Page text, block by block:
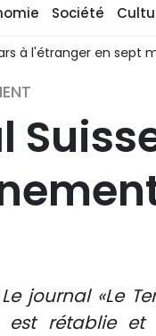
Société
à l'étranger en sept
journal «Le
est rétablie